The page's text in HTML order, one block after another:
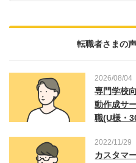
転職者さまの
2026/08/04
専門学校
動作成サ
職(U様・
2022/11/29
カスタマ